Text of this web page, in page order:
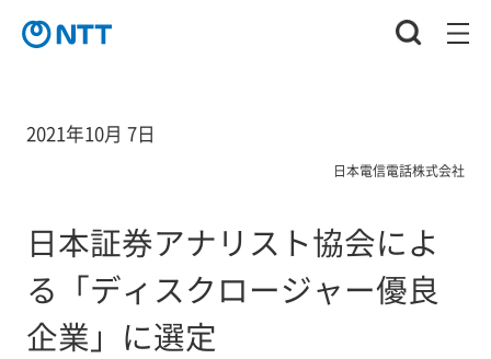
2021年10月 7日
日本電信電話株式会社
日本証券アナリスト協会によ
る「ディスクロージャー優良
企業」に選定